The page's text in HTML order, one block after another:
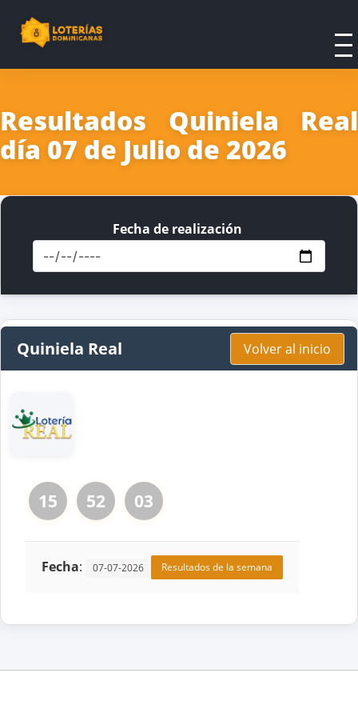
Resultados Quiniela Real
día 07 de Julio de 2026
Fecha de realización
Quiniela Real Volver al inicio
15 52 03
Fecha: 07-07-2026 Resultados de la semana